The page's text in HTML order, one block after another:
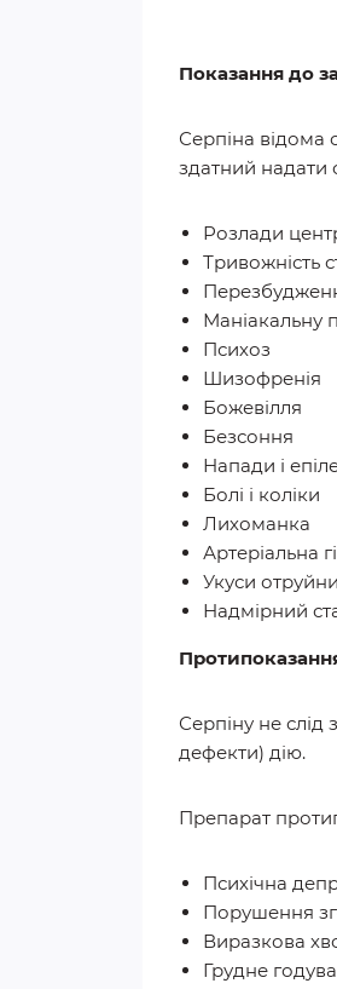
Показання до
Серпіна відома
здатний надати
Розлади
Тривожність
Маніакальну
Психоз
Шизофренія
Божевілля
Безсоння
Напади і
Болі і коліки
Лихоманка
Артеріальна
Укуси
Надмірний
Серпіну не слід
дефекти) дію.
Препарат
Психічна
Порушення
Виразкова
Грудне